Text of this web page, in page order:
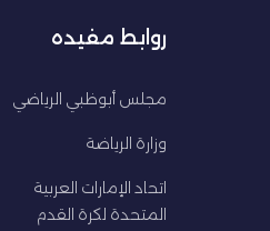
روابط مفيده
مجلس أبوظبي الرياضي
وزارة الرياضة
اتحاد الإمارات العربية
المتحدة لكرة القدم